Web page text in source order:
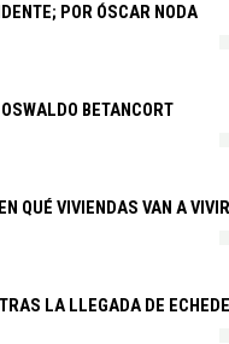
POR ÓSCAR NODA
BETANCORT
QUÉ VIVIENDAS VAN A
LA LLEGADA DE